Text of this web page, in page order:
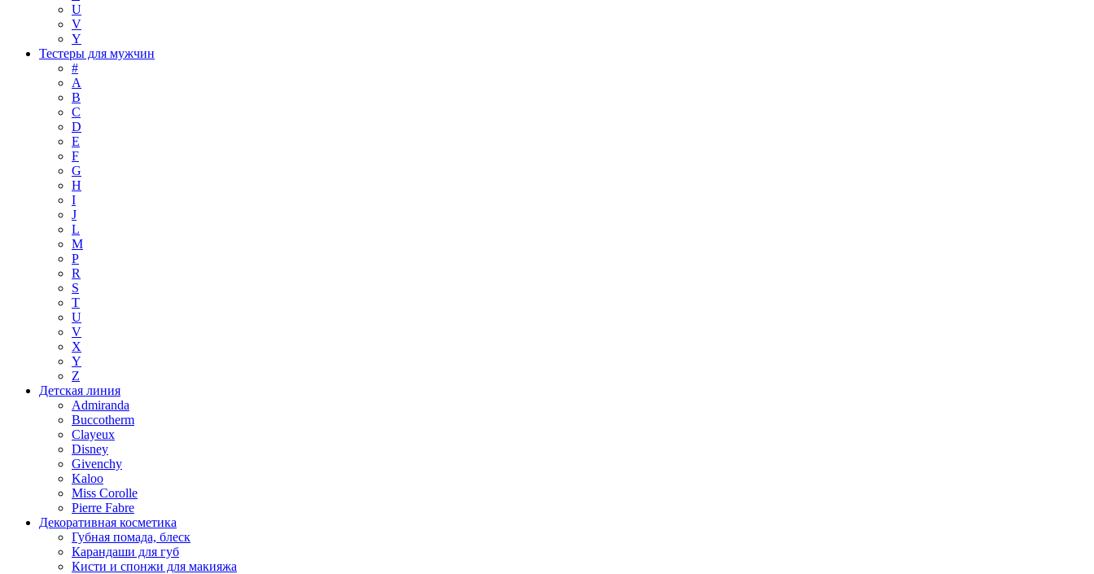
U
V
Y
Тестеры для мужчин
#
A
B
C
D
E
F
G
H
I
J
L
M
P
R
S
T
U
V
X
Y
Z
Детская линия
Admiranda
Buccotherm
Clayeux
Disney
Givenchy
Kaloo
Miss Corolle
Pierre Fabre
Декоративная косметика
Губная помада, блеск
Карандаши для губ
Кисти и спонжи для макияжа